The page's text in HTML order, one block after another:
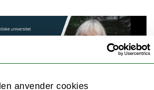
anvender cookies